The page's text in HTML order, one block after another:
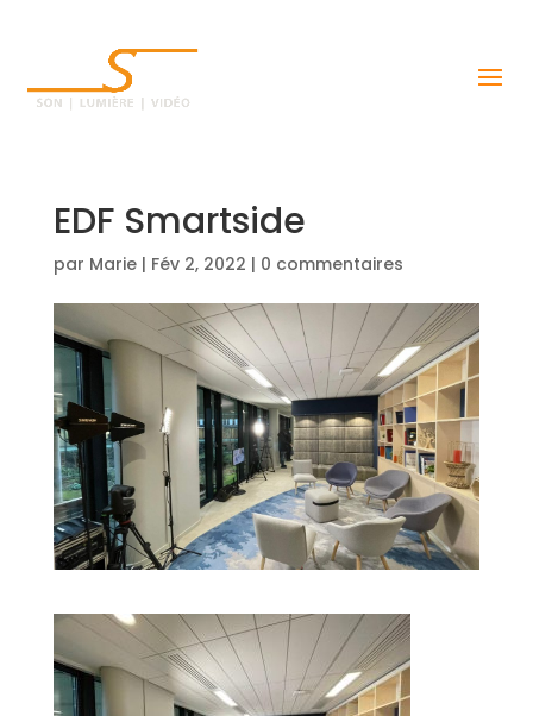
EDF Smartside
par Marie| Fév 2, 2022 | 0 commentaires